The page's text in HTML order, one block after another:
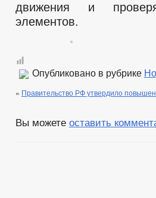
движения и
элементов.
Опубликовано в рубрике
« Правительство РФ утвердило
Вы можете оставить